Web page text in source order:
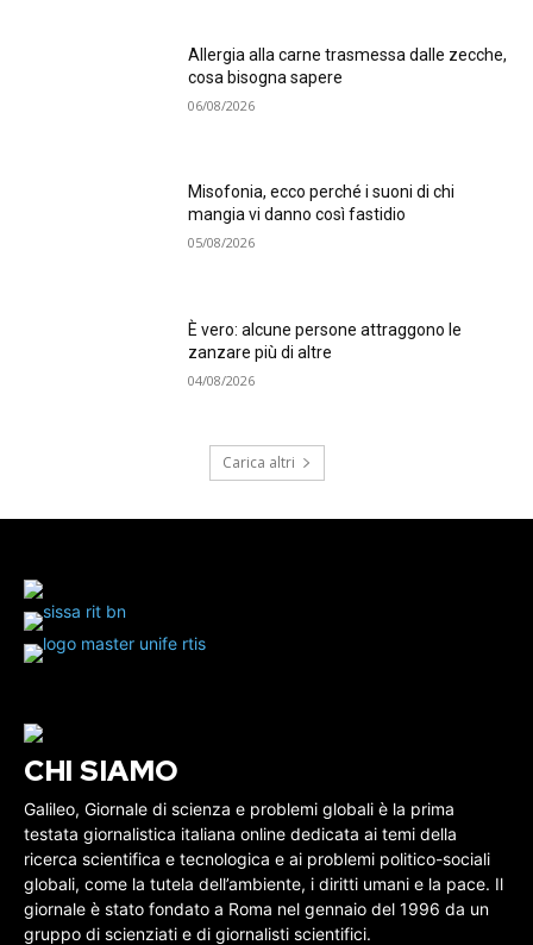
Allergia alla carne trasmessa dalle zecche,
cosa bisogna sapere
06/08/2026
Misofonia, ecco perché i suoni di chi
mangia vi danno così fastidio
05/08/2026
È vero: alcune persone attraggono le
zanzare più di altre
04/08/2026
Carica altri
CHI SIAMO
Galileo, Giornale di scienza e problemi globali è la prima
testata giornalistica italiana online dedicata ai temi della
ricerca scientifica e tecnologica e ai problemi politico-sociali
globali, come la tutela dell’ambiente, i diritti umani e la pace. Il
giornale è stato fondato a Roma nel gennaio del 1996 da un
gruppo di scienziati e di giornalisti scientifici.